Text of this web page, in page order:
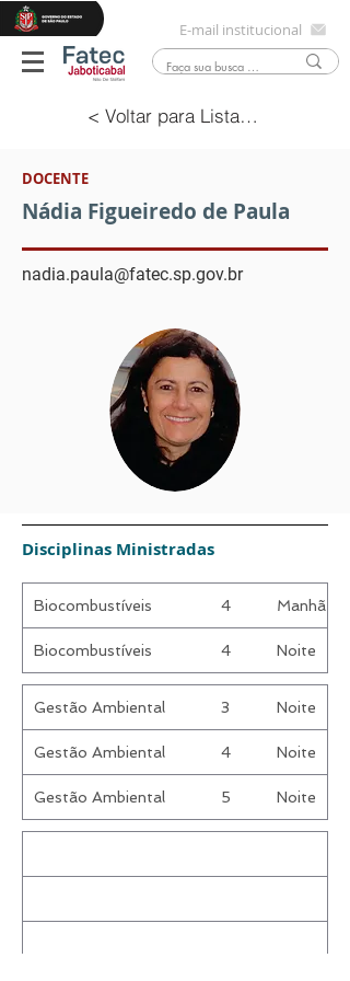
E-mail institucional
< Voltar para Lista Docentes
DOCENTE
Nádia Figueiredo de Paula
nadia.paula@fatec.sp.gov.br
Disciplinas Ministradas
Biocombustíveis 4 Manhã
Biocombustíveis 4 Noite
Gestão Ambiental 3 Noite
Gestão Ambiental 4 Noite
Gestão Ambiental 5 Noite